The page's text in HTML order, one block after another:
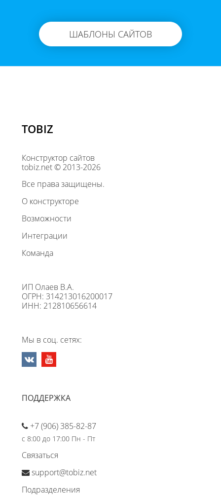
ШАБЛОНЫ САЙТОВ
TOBIZ
Конструктор сайтов
tobiz.net © 2013-2026
Все права защищены.
О конструкторе
Возможности
Интеграции
Команда
ИП Олаев В.А.
ОГРН: 314213016200017
ИНН: 212810656614
Мы в соц. сетях:
ПОДДЕРЖКА
+7 (906) 385-82-87
с 8:00 до 17:00 Пн - Пт
Связаться
support@tobiz.net
Подразделения